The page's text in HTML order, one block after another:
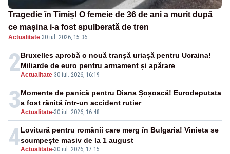
Tragedie în Timiș! O femeie de 36 de ani a murit după
ce mașina i-a fost spulberată de tren
Actualitate·30 iul. 2026, 15:36
2Actualitate-30 iul. 2026, 16:19
Bruxelles aprobă o nouă tranșă uriașă pentru Ucraina!
Miliarde de euro pentru armament și apărare
3Actualitate-30 iul. 2026, 16:48
Momente de panică pentru Diana Șoșoacă! Eurodeputata
a fost rănită într-un accident rutier
4Actualitate-30 iul. 2026, 17:15
Lovitură pentru românii care merg în Bulgaria! Vinieta se
scumpește masiv de la 1 august